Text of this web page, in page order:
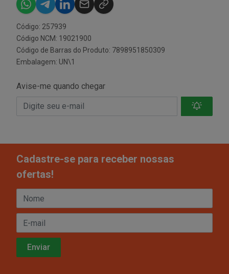
Código: 257939
Código NCM: 19021900
Código de Barras do Produto: 7898951850309
Embalagem: UN\1
Avise-me quando chegar
Cadastre-se para receber nossas
ofertas!